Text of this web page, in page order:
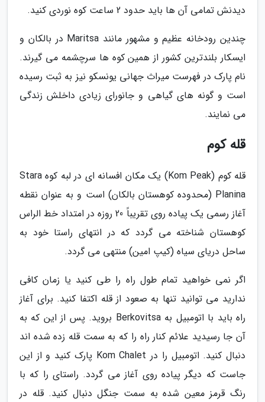
دیدنش تمامی آن ها باید حدود 2 ساعت کوه نوردی کنید.
چندین رودخانه عظیم و مشهور مانند Maritsa در بالکان و
ایسکار بلندترین کشور از همین کوه ها سرچشمه می گیرند.
نام پارک در فهرست میراث جهانی یونسکو نیز به ثبت رسیده
است و گونه های گیاهی و جانورای زیادی داخلش زندگی
می نمایند.
قله کوم
قله کوم (Kom Peak) یک مکان افسانه ای در لبه کوه Stara
Planina (محدوده کوهستان بالکان) است و به عنوان نقطه
آغاز رسمی یک پیاده روی تقریباً 20 روزه در امتداد خط الراس
کوهستان شناخته می گردد که در انتهای راستا خود به
ساحل دریای سیاه (کیپ امین) منتهی می گردد.
اگر نمی خواهید تمام طول راه را طی کنید یا زمان کافی
ندارید می توانید تنها به صعود از قله اکتفا کنید. برای آغاز
راه باید با اتومبیل به Berkovitsa بروید. پس از این که به
آن جا رسیدید علائم کنار راه را که به سمت قله زده شده اند
دنبال کنید. اتومبیل را در Kom Chalet پارک کنید و از این
جاست که دیگر پیاده روی آغاز می گردد. راستای را که با
رنگ قرمز معین شده به سمت جنگل دنبال کنید. قله در